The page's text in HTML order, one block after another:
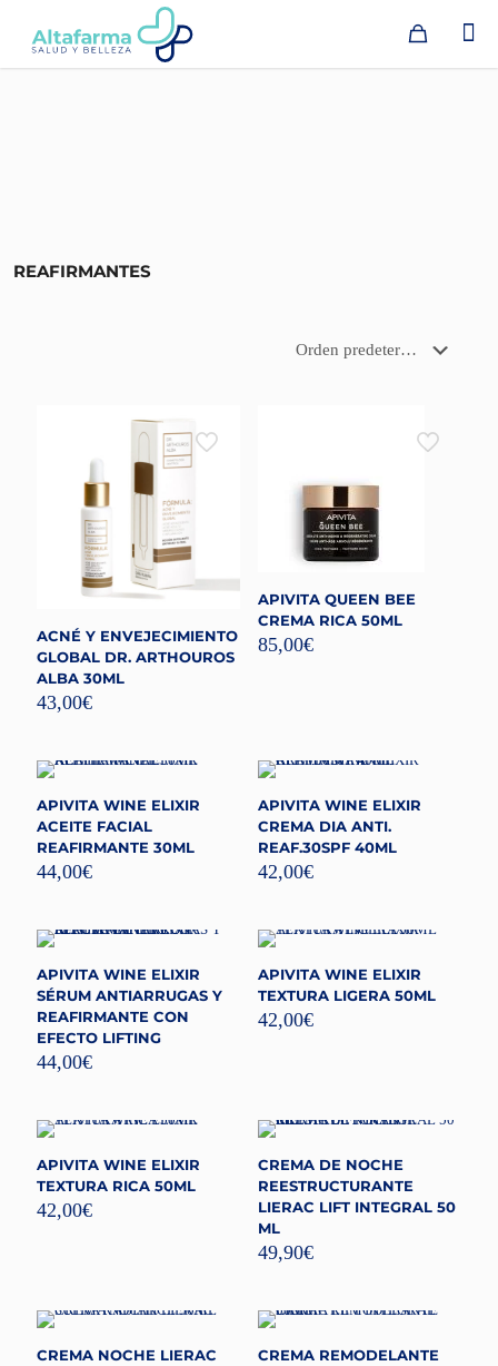
REAFIRMANTES
ACNÉ Y ENVEJECIMIENTO
GLOBAL DR. ARTHOUROS
ALBA 30ML
43,00€
APIVITA QUEEN BEE
CREMA RICA 50ML
85,00€
APIVITA WINE ELIXIR
ACEITE FACIAL
REAFIRMANTE 30ML
44,00€
APIVITA WINE ELIXIR
CREMA DIA ANTI.
REAF.30SPF 40ML
42,00€
APIVITA WINE ELIXIR
SÉRUM ANTIARRUGAS Y
REAFIRMANTE CON
EFECTO LIFTING
44,00€
APIVITA WINE ELIXIR
TEXTURA LIGERA 50ML
42,00€
APIVITA WINE ELIXIR
TEXTURA RICA 50ML
42,00€
CREMA DE NOCHE
REESTRUCTURANTE
LIERAC LIFT INTEGRAL 50
ML
49,90€
CREMA NOCHE LIERAC
CREMA REMODELANTE